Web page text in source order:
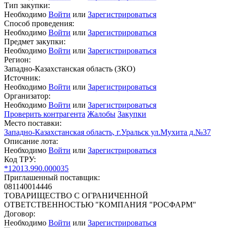
Тип закупки:
Необходимо Войти или Зарегистрироваться
Способ проведения:
Необходимо Войти или Зарегистрироваться
Предмет закупки:
Необходимо Войти или Зарегистрироваться
Регион:
Западно-Казахстанская область (ЗКО)
Источник:
Необходимо Войти или Зарегистрироваться
Организатор:
Необходимо Войти или Зарегистрироваться
Проверить контрагента Жалобы Закупки
Место поставки:
Западно-Казахстанская область, г.Уральск ул.Мухита д.№37
Описание лота:
Необходимо Войти или Зарегистрироваться
Код ТРУ:
*12013.990.000035
Приглашенный поставщик:
081140014446
ТОВАРИЩЕСТВО С ОГРАНИЧЕННОЙ
ОТВЕТСТВЕННОСТЬЮ "КОМПАНИЯ "РОСФАРМ"
Договор:
Необходимо Войти или Зарегистрироваться